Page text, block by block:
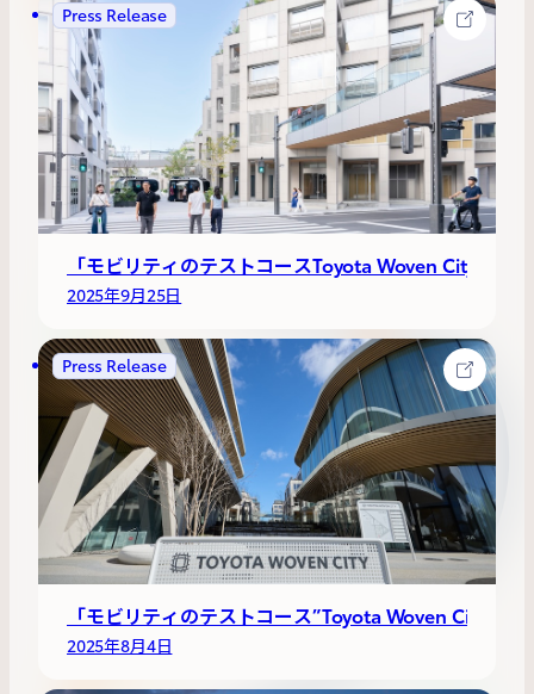
Press Release
「モビリティのテストコースToyota Woven Cityで、
2025年9月25日
Press Release
「モビリティのテストコース”Toyota Woven City”
2025年8月4日